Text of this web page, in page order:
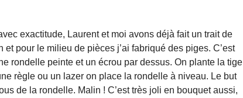
exactitude, Laurent et moi avons déjà fait un trait de
pour le milieu de pièces j’ai fabriqué des piges. C’est
rondelle peinte et un écrou par dessus. On plante la tige
règle ou un lazer on place la rondelle à niveau. Le but
de la rondelle. Malin ! C’est très joli en bouquet aussi,